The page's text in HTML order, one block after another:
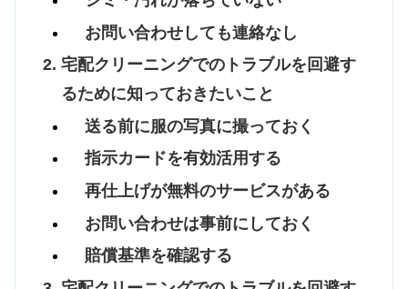
お問い合わせしても連絡なし
宅配クリーニングでのトラブルを回避す
るために知っておきたいこと
送る前に服の写真に撮っておく
指示カードを有効活用する
再仕上げが無料のサービスがある
お問い合わせは事前にしておく
賠償基準を確認する